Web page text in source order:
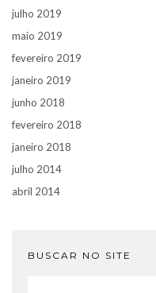
julho 2019
maio 2019
fevereiro 2019
janeiro 2019
junho 2018
fevereiro 2018
janeiro 2018
julho 2014
abril 2014
BUSCAR NO SITE